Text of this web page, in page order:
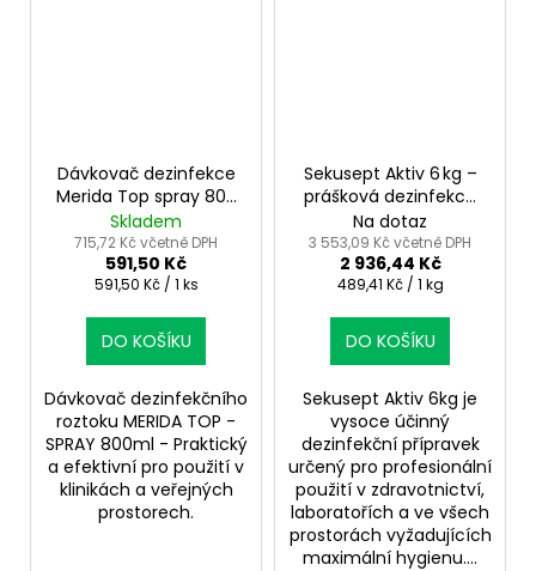
Dávkovač dezinfekce
Merida Top spray 800
ml – hygienické řešení
Skladem
715,72 Kč včetně DPH
591,50 Kč
Měrná
591,50 Kč / 1 ks
DO KOŠÍKU
Dávkovač dezinfekčního
roztoku MERIDA TOP -
SPRAY 800ml - Praktický
a efektivní pro použití v
klinikách a veřejných
prostorech.
Sekusept Aktiv 6 kg –
prášková dezinfekce
bez aldehydů na
nástroje
Na dotaz
3 553,09 Kč včetně DPH
2 936,44 Kč
Měrná
489,41 Kč / 1 kg
DO KOŠÍKU
Sekusept Aktiv 6kg je
vysoce účinný
dezinfekční přípravek
určený pro profesionální
použití v zdravotnictví,
laboratořích a ve všech
prostorách vyžadujících
maximální hygienu....